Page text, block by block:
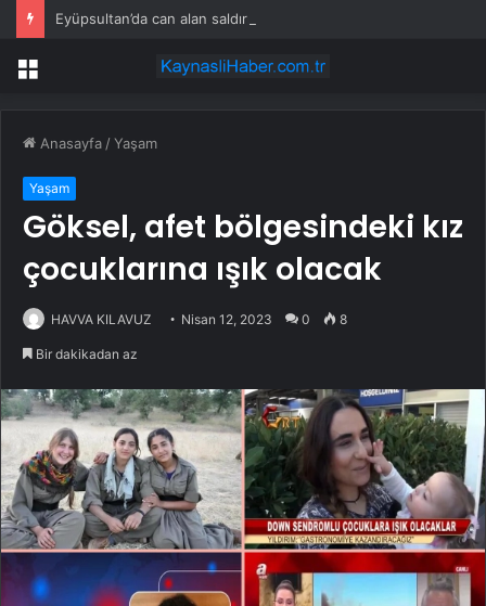
Eyüpsultan’da can alan saldırı: Oto galeriyi kana buladılar
Menü
Anasayfa /Yaşam
Yaşam
Göksel, afet bölgesindeki kız
çocuklarına ışık olacak
HAVVA KILAVUZ Nisan 12, 2023 0 8
Bir dakikadan az